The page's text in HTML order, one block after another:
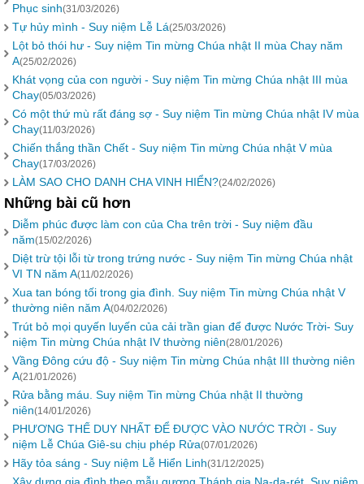
Phục sinh(31/03/2026)
Tự hủy mình - Suy niệm Lễ Lá(25/03/2026)
Lột bỏ thói hư - Suy niệm Tin mừng Chúa nhật II mùa Chay năm
A(25/02/2026)
Khát vọng của con người - Suy niệm Tin mừng Chúa nhật III mùa
Chay(05/03/2026)
Có một thứ mù rất đáng sợ - Suy niệm Tin mừng Chúa nhật IV mùa
Chay(11/03/2026)
Chiến thắng thần Chết - Suy niệm Tin mừng Chúa nhật V mùa
Chay(17/03/2026)
LÀM SAO CHO DANH CHA VINH HIỂN?(24/02/2026)
Những bài cũ hơn
Diễm phúc được làm con của Cha trên trời - Suy niệm đầu
năm(15/02/2026)
Diệt trừ tội lỗi từ trong trứng nước - Suy niệm Tin mừng Chúa nhật
VI TN năm A(11/02/2026)
Xua tan bóng tối trong gia đình. Suy niệm Tin mừng Chúa nhật V
thường niên năm A(04/02/2026)
Trút bỏ mọi quyến luyến của cải trần gian để được Nước Trời- Suy
niệm Tin mừng Chúa nhật IV thường niên(28/01/2026)
Vầng Đông cứu độ - Suy niệm Tin mừng Chúa nhật III thường niên
A(21/01/2026)
Rửa bằng máu. Suy niệm Tin mừng Chúa nhật II thường
niên(14/01/2026)
PHƯƠNG THẾ DUY NHẤT ĐỂ ĐƯỢC VÀO NƯỚC TRỜI - Suy
niệm Lễ Chúa Giê-su chịu phép Rửa(07/01/2026)
Hãy tỏa sáng - Suy niệm Lễ Hiển Linh(31/12/2025)